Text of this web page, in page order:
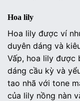
Hoa lily
Hoa lily được ví
duyên dáng và
Vấp, hoa lily được
dáng cầu kỳ và
tao nhã với tone
của lily nồng nàn